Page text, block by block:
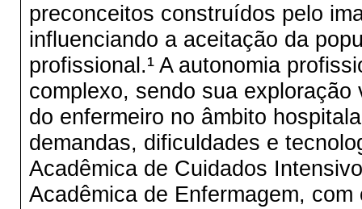
preconceitos construídos pelo
influenciando a aceitação da
profissional.¹ A autonomia
complexo, sendo sua
do enfermeiro no âmbito
demandas, dificuldades e
Acadêmica de Cuidados
Acadêmica de Enfermagem,